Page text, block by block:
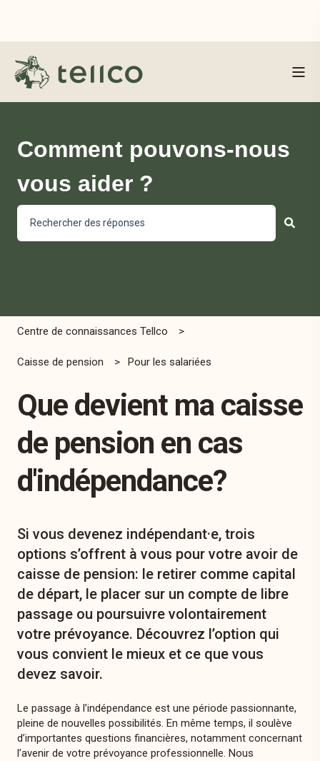
Comment pouvons-nous
vous aider ?
Centre de connaissances Tellco
Caisse de pension Pour les salariées
Que devient ma caisse
de pension en cas
d'indépendance?
Si vous devenez indépendant·e, trois
options s’offrent à vous pour votre avoir de
caisse de pension: le retirer comme capital
de départ, le placer sur un compte de libre
passage ou poursuivre volontairement
votre prévoyance. Découvrez l’option qui
vous convient le mieux et ce que vous
devez savoir.
Le passage à l’indépendance est une période passionnante,
pleine de nouvelles possibilités. En même temps, il soulève
d’importantes questions financières, notamment concernant
l’avenir de votre prévoyance professionnelle. Nous